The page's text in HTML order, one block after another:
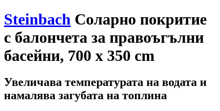
Steinbach Соларно покритие
с балончета за правоъгълни
басейни, 700 x 350 cm
Увеличава температурата на водата и
намалява загубата на топлина